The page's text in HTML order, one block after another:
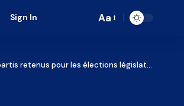
Sign In
Font
Aa
et communales après son rejet par la DGE.